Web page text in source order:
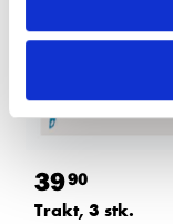
3990
Trakt, 3 stk.